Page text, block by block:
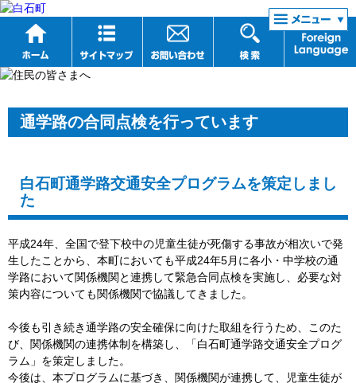
リンク集
通学路の合同点検を行っています
白石町通学路交通安全プログラムを策定しまし
た
平成24年、全国で登下校中の児童生徒が死傷する事故が相次いで発
生したことから、本町においても平成24年5月に各小・中学校の通
学路において関係機関と連携して緊急合同点検を実施し、必要な対
策内容についても関係機関で協議してきました。
今後も引き続き通学路の安全確保に向けた取組を行うため、このた
び、関係機関の連携体制を構築し、「白石町通学路交通安全プログ
ラム」を策定しました。
今後は、本プログラムに基づき、関係機関が連携して、児童生徒が